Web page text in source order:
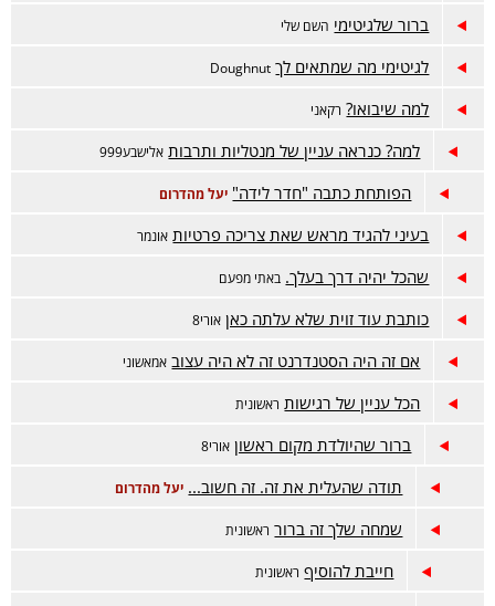
ברור שלגיטימי השם שלי
לגיטימי מה שמתאים לך Doughnut
למה שיבואו? רקאני
למה? כנראה עניין של מנטליות ותרבות אלישבע999
הפותחת כתבה "חדר לידה" יעל מהדרום
בעיני להגיד מראש שאת צריכה פרטיות אונמר
שהכל יהיה דרך בעלך. באתי מפעם
כותבת עוד זוית שלא עלתה כאן אורי8
אם זה היה הסטנדרנט זה לא היה עצוב אמאשוני
הכל עניין של רגישות ראשונית
ברור שהיולדת מקום ראשון אורי8
תודה שהעלית את זה. זה חשוב... יעל מהדרום
שמחה שלך זה ברור ראשונית
חייבת להוסיף ראשונית